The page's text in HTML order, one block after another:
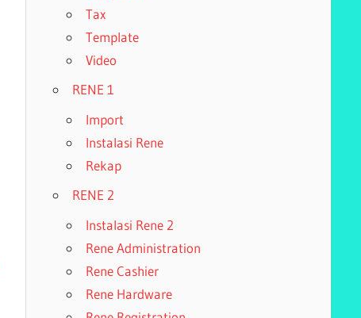
Tax
Template
Video
RENE 1
Import
Instalasi Rene
Rekap
RENE 2
Instalasi Rene 2
Rene Administration
Rene Cashier
Rene Hardware